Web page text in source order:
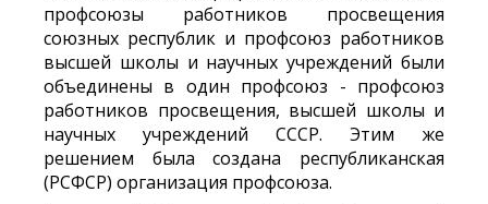
профсоюзы работников просвещения
союзных республик и профсоюз работников
высшей школы и научных учреждений были
объединены в один профсоюз - профсоюз
работников просвещения, высшей школы и
научных учреждений СССР. Этим же
решением была создана республиканская
(РСФСР) организация профсоюза.